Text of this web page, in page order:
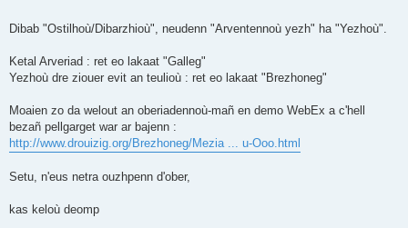
Dibab "Ostilhoù/Dibarzhioù", neudenn "Arventennoù yezh" ha "Yezhoù".
Ketal Arveriad : ret eo lakaat "Galleg"
Yezhoù dre ziouer evit an teulioù : ret eo lakaat "Brezhoneg"
Moaien zo da welout an oberiadennoù-mañ en demo WebEx a c'hell
bezañ pellgarget war ar bajenn :
http://www.drouizig.org/Brezhoneg/Mezia ... u-Ooo.html
Setu, n'eus netra ouzhpenn d'ober,
kas keloù deomp